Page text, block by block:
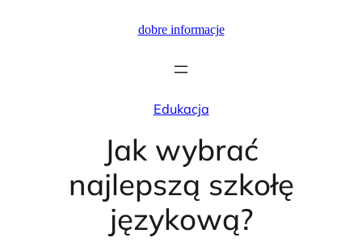
dobre informacje
Edukacja
Jak wybrać
najlepszą szkołę
językową?